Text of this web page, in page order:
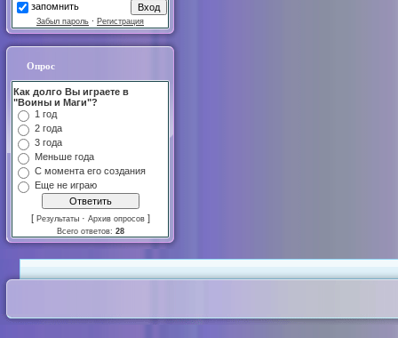
запомнить
Забыл пароль · Регистрация
Опрос
Как долго Вы играете в
"Воины и Маги"?
1 год
2 года
3 года
Меньше года
С момента его создания
Еще не играю
[ Результаты · Архив опросов ]
Всего ответов: 28